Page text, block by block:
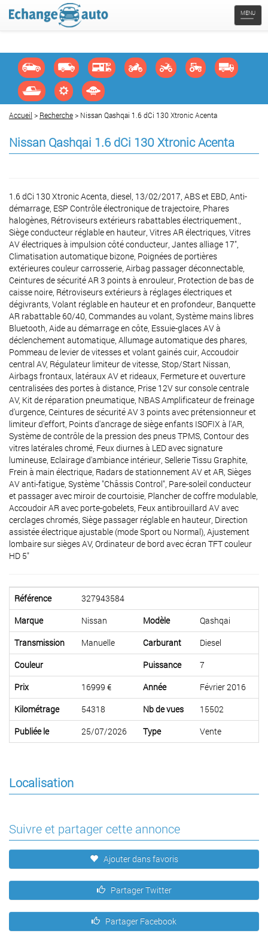
MENU
Accueil > Recherche> Nissan Qashqai 1.6 dCi 130 Xtronic Acenta
Nissan Qashqai 1.6 dCi 130 Xtronic Acenta
1.6 dCi 130 Xtronic Acenta, diesel, 13/02/2017, ABS et EBD, Anti-
démarrage, ESP Contrôle électronique de trajectoire, Phares
halogènes, Rétroviseurs extérieurs rabattables électriquement.,
Siège conducteur réglable en hauteur, Vitres AR électriques, Vitres
AV électriques à impulsion côté conducteur, Jantes alliage 17",
Climatisation automatique bizone, Poignées de portières
extérieures couleur carrosserie, Airbag passager déconnectable,
Ceintures de sécurité AR 3 points à enrouleur, Protection de bas de
caisse noire, Rétroviseurs extérieurs à réglages électriques et
dégivrants, Volant réglable en hauteur et en profondeur, Banquette
AR rabattable 60/40, Commandes au volant, Système mains libres
Bluetooth, Aide au démarrage en côte, Essuie-glaces AV à
déclenchement automatique, Allumage automatique des phares,
Pommeau de levier de vitesses et volant gainés cuir, Accoudoir
central AV, Régulateur limiteur de vitesse, Stop/Start Nissan,
Airbags frontaux, latéraux AV et rideaux, Fermeture et ouverture
centralisées des portes à distance, Prise 12V sur console centrale
AV, Kit de réparation pneumatique, NBAS Amplificateur de freinage
d'urgence, Ceintures de sécurité AV 3 points avec prétensionneur et
limiteur d'effort, Points d'ancrage de siège enfants ISOFIX à l'AR,
Système de contrôle de la pression des pneus TPMS, Contour des
vitres latérales chromé, Feux diurnes à LED avec signature
lumineuse, Eclairage d'ambiance intérieur, Sellerie Tissu Graphite,
Frein à main électrique, Radars de stationnement AV et AR, Sièges
AV anti-fatigue, Système "Châssis Control", Pare-soleil conducteur
et passager avec miroir de courtoisie, Plancher de coffre modulable,
Accoudoir AR avec porte-gobelets, Feux antibrouillard AV avec
cerclages chromés, Siège passager réglable en hauteur, Direction
assistée électrique ajustable (mode Sport ou Normal), Ajustement
lombaire sur sièges AV, Ordinateur de bord avec écran TFT couleur
HD 5"
Référence
327943584
Marque
Nissan Modèle
Qashqai
Transmission
Manuelle Carburant
Diesel
Couleur
Puissance
7
Prix
16999 € Année
Février 2016
Kilométrage
54318 Nb de vues
15502
Publiée le
25/07/2026 Type Vente
Localisation
Suivre et partager cette annonce
Ajouter dans favoris
Partager Twitter
Partager Facebook